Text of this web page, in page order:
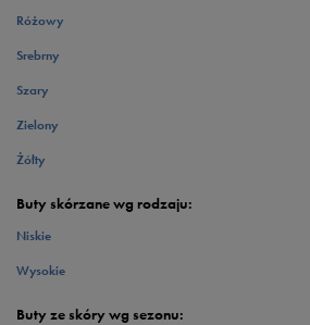
Różowy
Srebrny
Szary
Zielony
Żółty
Buty skórzane wg rodzaju:
Niskie
Wysokie
Buty ze skóry wg sezonu: